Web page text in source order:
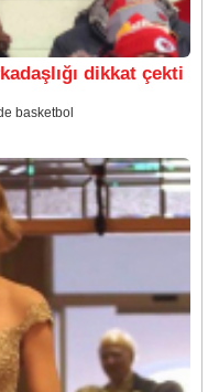
dikkat çekti
basketbol